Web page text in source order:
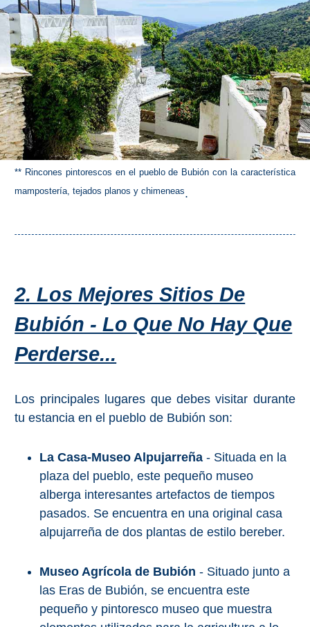
** Rincones pintorescos en el pueblo de Bubión con la característica
mampostería, tejados planos y chimeneas.
2. Los Mejores Sitios De
Bubión - Lo Que No Hay Que
Perderse...
Los principales lugares que debes visitar durante
tu estancia en el pueblo de Bubión son:
La Casa-Museo Alpujarreña - Situada en la
plaza del pueblo, este pequeño museo
alberga interesantes artefactos de tiempos
pasados. Se encuentra en una original casa
alpujarreña de dos plantas de estilo bereber.
Museo Agrícola de Bubión - Situado junto a
las Eras de Bubión, se encuentra este
pequeño y pintoresco museo que muestra